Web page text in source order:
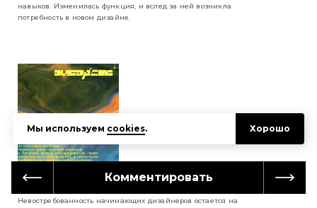
Комментировать
навыков. Изменилась функция, и вслед за ней возникла
потребность в новом дизайне.
Джуны, перестаньте называть себя джунами!
Невостребованность начинающих дизайнеров остается на
Мы используем cookies. Хорошо